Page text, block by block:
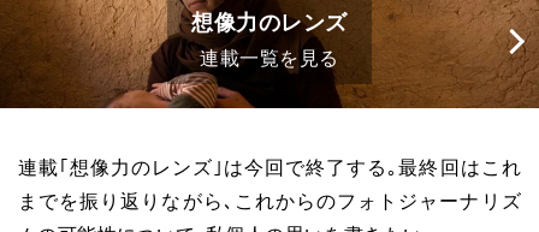
想像力のレンズ
連載一覧を見る
連載｢想像力のレンズ｣は今回で終了する｡最終回はこれ
までを振り返りながら､これからのフォトジャーナリズ